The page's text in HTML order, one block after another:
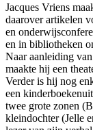
Jacques Vriens
daarover artikelen
en
en in bibliotheken
Naar aanleiding
maakte hij een
Verder is hij nog
een
twee grote zonen
kleindochter (Jelle